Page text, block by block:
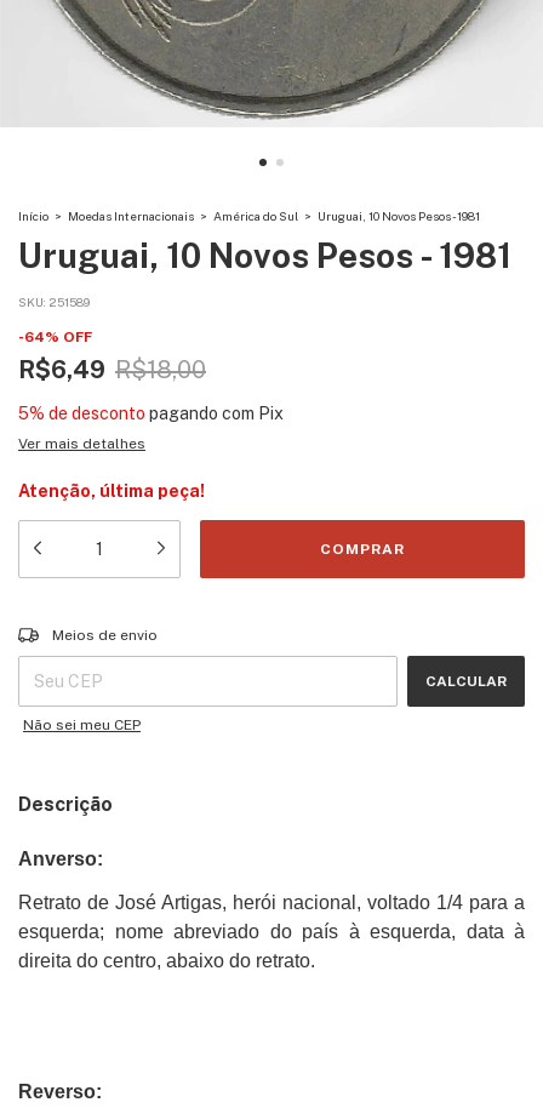
Início > Moedas Internacionais > América do Sul > Uruguai, 10 Novos Pesos - 1981
Uruguai, 10 Novos Pesos - 1981
SKU: 251589
-64% OFF
R$6,49 R$18,00
5% de desconto pagando com Pix
Ver mais detalhes
Atenção, última peça!
Entregas para o CEP:
Meios de envio
CALCULAR
Não sei meu CEP
Descrição
Anverso:
Retrato de José Artigas, herói nacional, voltado 1/4 para a
esquerda; nome abreviado do país à esquerda, data à
direita do centro, abaixo do retrato.
Reverso: